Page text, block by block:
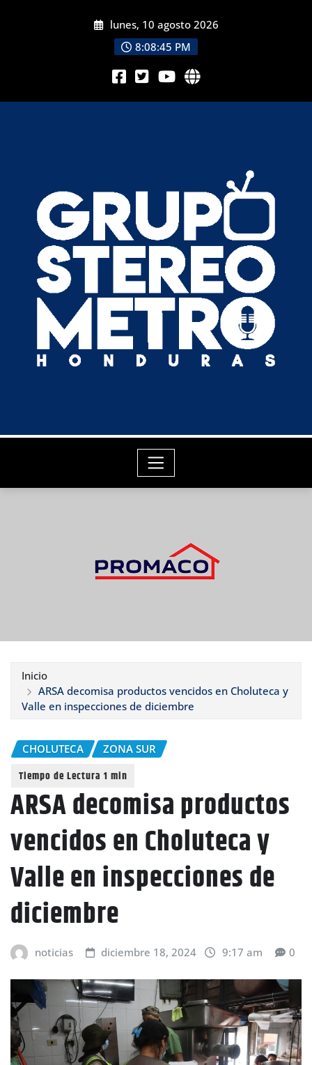
lunes, 10 agosto 2026
8:08:47 PM
Inicio
ARSA decomisa productos vencidos en Choluteca y
Valle en inspecciones de diciembre
CHOLUTECA ZONA SUR
ARSA decomisa productos
vencidos en Choluteca y
Valle en inspecciones de
diciembre
noticias diciembre 18, 2024 9:17 am 0